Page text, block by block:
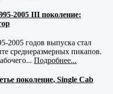
2005 III поколение:
2005 годов выпуска стал
среднеразмерных пикапов.
Подробнее...
поколение, Single Cab